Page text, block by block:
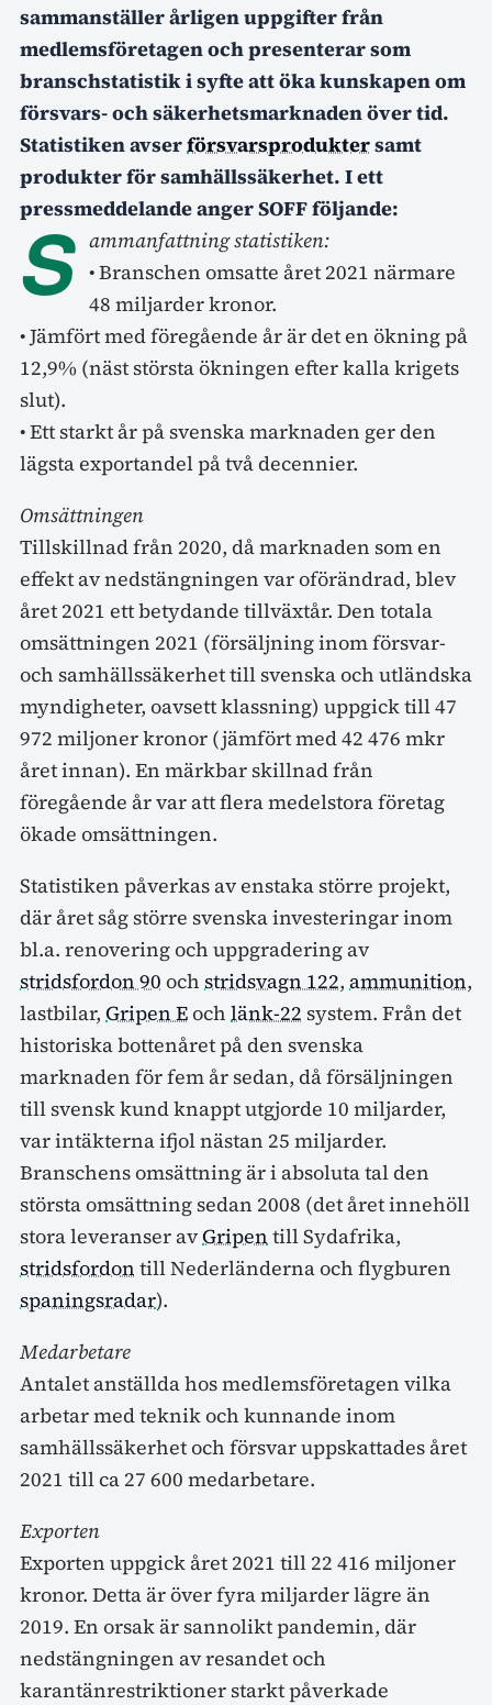
sammanställer årligen uppgifter från
medlemsföretagen och presenterar som
branschstatistik i syfte att öka kunskapen om
försvars- och säkerhetsmarknaden över tid.
Statistiken avserförsvarsproduktersamt
produkter för samhällssäkerhet. I ett
pressmeddelande anger SOFF följande:
S ammanfattning statistiken:
• Branschen omsatte året 2021 närmare
48 miljarder kronor.
• Jämfört med föregående år är det en ökning på
12,9% (näst största ökningen efter kalla krigets
slut).
• Ett starkt år på svenska marknaden ger den
lägsta exportandel på två decennier.
Omsättningen
Tillskillnad från 2020, då marknaden som en
effekt av nedstängningen var oförändrad, blev
året 2021 ett betydande tillväxtår. Den totala
omsättningen 2021 (försäljning inom försvar-
och samhällssäkerhet till svenska och utländska
myndigheter, oavsett klassning) uppgick till 47
972 miljoner kronor (jämfört med 42 476 mkr
året innan). En märkbar skillnad från
föregående år var att flera medelstora företag
ökade omsättningen.
Statistiken påverkas av enstaka större projekt,
där året såg större svenska investeringar inom
bl.a. renovering och uppgradering av
stridsfordon 90 och stridsvagn 122, ammunition,
lastbilar, Gripen Eoch länk-22 system. Från det
historiska bottenåret på den svenska
marknaden för fem år sedan, då försäljningen
till svensk kund knappt utgjorde 10 miljarder,
var intäkterna ifjol nästan 25 miljarder.
Branschens omsättning är i absoluta tal den
största omsättning sedan 2008 (det året innehöll
stora leveranser av Gripen till Sydafrika,
stridsfordon till Nederländerna och flygburen
spaningsradar).
Medarbetare
Antalet anställda hos medlemsföretagen vilka
arbetar med teknik och kunnande inom
samhällssäkerhet och försvar uppskattades året
2021 till ca 27 600 medarbetare.
Exporten
Exporten uppgick året 2021 till 22 416 miljoner
kronor. Detta är över fyra miljarder lägre än
2019. En orsak är sannolikt pandemin, där
nedstängningen av resandet och
karantänrestriktioner starkt påverkade